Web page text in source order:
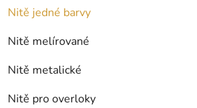
Nitě jedné barvy
Nitě melírované
Nitě metalické
Nitě pro overloky